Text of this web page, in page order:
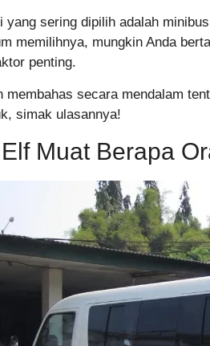
yang sering dipilih adalah
memilihnya, mungkin Anda
penting.
membahas secara mendalam
simak ulasannya!
Muat Berapa